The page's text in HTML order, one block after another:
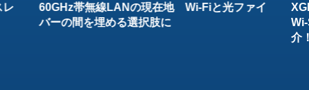
レ
60GHz帯無線LANの現在地 Wi-Fiと光ファイ
バーの間を埋める選択肢に
介